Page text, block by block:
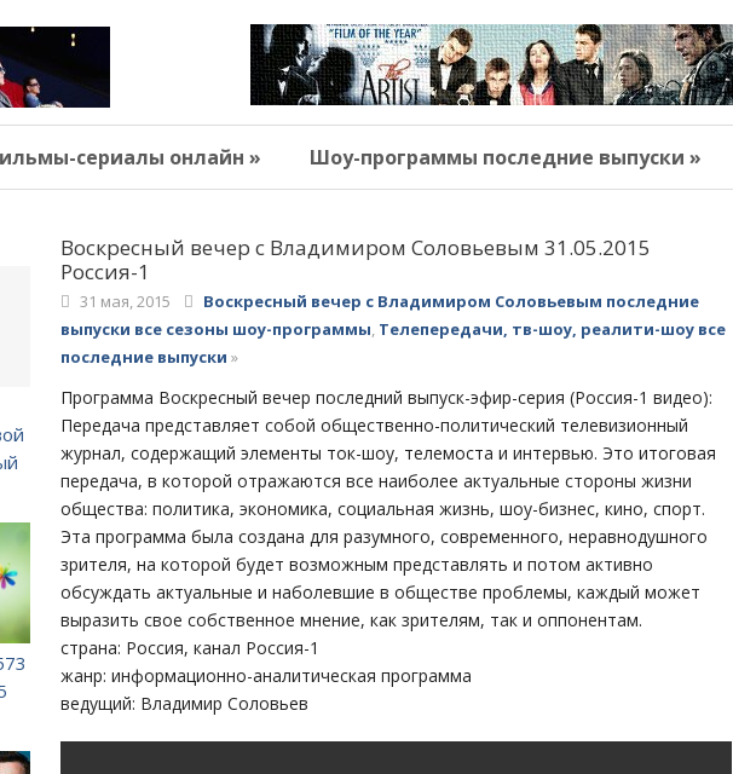
сериалы онлайн » Шоу-программы последние выпуски »
Воскресный вечер с Владимиром Соловьевым 31.05.2015
Россия-1
31 мая, 2015
Воскресный вечер с Владимиром Соловьевым последние
выпуски все сезоны шоу-программы, Телепередачи, тв-шоу, реалити-шоу все
последние выпуски »
Программа Воскресный вечер последний выпуск-эфир-серия (Россия-1 видео):
Передача представляет собой общественно-политический телевизионный
журнал, содержащий элементы ток-шоу, телемоста и интервью. Это итоговая
передача, в которой отражаются все наиболее актуальные стороны жизни
общества: политика, экономика, социальная жизнь, шоу-бизнес, кино, спорт.
Эта программа была создана для разумного, современного, неравнодушного
зрителя, на которой будет возможным представлять и потом активно
обсуждать актуальные и наболевшие в обществе проблемы, каждый может
выразить свое собственное мнение, как зрителям, так и оппонентам.
страна: Россия, канал Россия-1
жанр: информационно-аналитическая программа
ведущий: Владимир Соловьев